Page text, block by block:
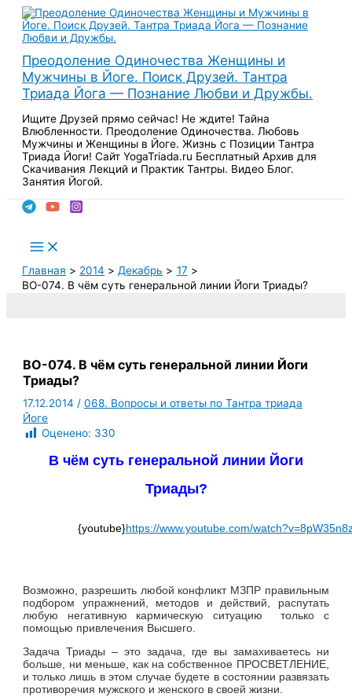
Перейти
содержимому
Преодоление Одиночества Женщины и
Мужчины в Йоге. Поиск Друзей. Тантра
Триада Йога — Познание Любви и Дружбы.
Ищите Друзей прямо сейчас! Не ждите! Тайна
Влюбленности. Преодоление Одиночества. Любовь
Мужчины и Женщины в Йоге. Жизнь с Позиции Тантра
Триада Йоги! Сайт YogaTriada.ru Бесплатный Архив для
Скачивания Лекций и Практик Тантры. Видео Блог.
Занятия Йогой.
Main
Menu
Главная
2014 Декабрь
17
ВО-074. В чём суть генеральной линии Йоги Триады?
ВО-074. В чём суть генеральной линии Йоги
Триады?
17.12.2014/068. Вопросы и ответы по Тантра триада
Йоге
Оценено: 330
В чём суть генеральной линии Йоги
Триады?
{youtube}https://www.youtube.com/
Возможно, разрешить любой конфликт МЗПР правильным
подбором упражнений, методов и действий, распутать
любую негативную кармическую ситуацию только с
помощью привлечения Высшего.
Задача Триады – это задача, где вы замахиваетесь ни
больше, ни меньше, как на собственное ПРОСВЕТЛЕНИЕ,
и только лишь в этом случае будете в состоянии развязать
противоречия мужского и женского в своей жизни.